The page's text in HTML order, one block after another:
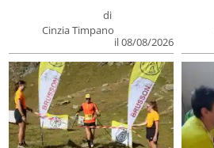
di
Cinzia Timpano
il 08/08/2026